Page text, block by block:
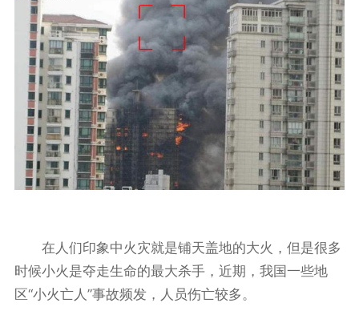
在人们印象中火灾就是铺天盖地的大火，但是很多
时候小火是夺走生命的最大杀手，近期，我国一些地
区“小火亡人”事故频发，人员伤亡较多。